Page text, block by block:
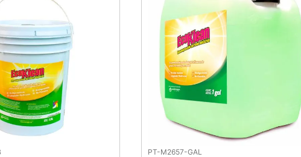
PT-M2657-GAL